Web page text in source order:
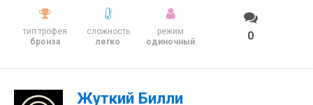
тип трофея
бронза
сложность
легко
режим
одиночный
0
Жуткий Билли